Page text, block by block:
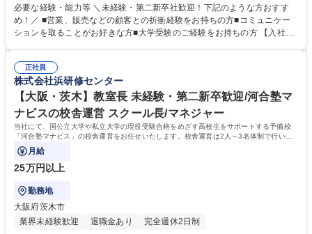
行いますので未経験の方もご安心ください。 【具体的に】■生徒のサポー
ト ■アシスタントアドバイザー（大学生アルバイト）のマネジメント ■入
塾相談 ■予算・収支管理 ■集客・戦略立案と実行 【運営】生徒数は50名～
ーが校舎を担当します。※講師ではないため、授業を担当する必要はあり
ません。 募集職種 【兵庫・伊丹】教室長 ◆未経験・第二新卒歓迎/河合塾
マナビスの校舎運営
必要な経験・能力等 ＼未経験・第二新卒社歓迎！下記のような方おすす
め！／ ■営業、販売などの顧客との折衝経験をお持ちの方■コミュニケー
ションを取ることがお好きな方■大学受験のご経験をお持ちの方 【入社後
を経験しつつ、流れを把握。配属後も、本部から研修を受けられるので安
心です。研修が充実しており、校舎長→ブロック長と順調にステップアッ
プも可能！教育に携わり続けながら働き方を改善したい方におすすめで
す！ 学歴・資格 学歴：大学院 大学 語学力： 資格：
正社員
株式会社浜研修センター
【大阪・茨木】教室長 未経験・第二新卒歓迎/河合塾マ
ナビスの校舎運営 スクール長/マネジャー
当社にて、国公立大学や私立大学の現役受験合格をめざす高校生をサポートする予備校
「河合塾マナビス」の校舎運営をお任せいたします。校舎運営は2人～3名体制で行いま
すので未経験の方もご安心ください。
月給
25万円以上
勤務地
大阪府茨木市
業界未経験歓迎
退職金あり 完全週休2日制